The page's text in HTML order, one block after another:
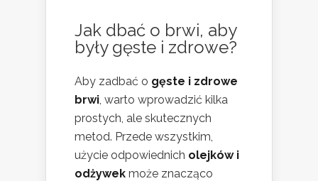
Jak dbać o brwi, aby
były gęste i zdrowe?
Aby zadbać o gęste i zdrowe
brwi, warto wprowadzić kilka
prostych, ale skutecznych
metod. Przede wszystkim,
użycie odpowiednich olejków i
odżywek może znacząco